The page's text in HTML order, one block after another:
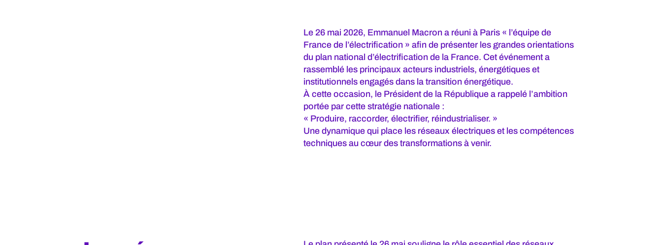
Le 26 mai 2026, Emmanuel Macron a réuni à Paris « l’équipe de
France de l’électrification » afin de présenter les grandes orientations
du plan national d’électrification de la France. Cet événement a
rassemblé les principaux acteurs industriels, énergétiques et
institutionnels engagés dans la transition énergétique.
À cette occasion, le Président de la République a rappelé l’ambition
portée par cette stratégie nationale :
« Produire, raccorder, électrifier, réindustrialiser. »
Une dynamique qui place les réseaux électriques et les compétences
techniques au cœur des transformations à venir.